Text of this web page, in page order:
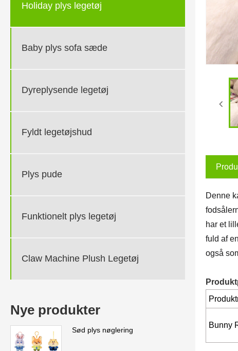
Holiday plys legetøj
Baby plys sofa sæde
Dyreplysende legetøj
Fyldt legetøjshud
Plys pude
Funktionelt plys legetøj
Claw Machine Plush Legetøj
Nye produkter
Sød plys nøglering
Denne
har et
fuld af
også
Bunny